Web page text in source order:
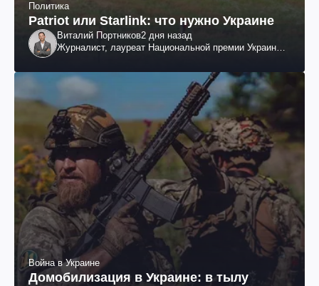
Политика
Patriot или Starlink: что нужно Украине
Виталий Портников2 дня назад
Журналист, лауреат Национальной премии Украины
Война в Украине
Домобилизация в Украине: в тылу